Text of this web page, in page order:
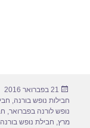
פורסם
בתאריך
21 בפברואר 2016
חבילות נופש בורנה,
נופש לורנה בפברואר,
מרץ, חבילת נופש בורנה